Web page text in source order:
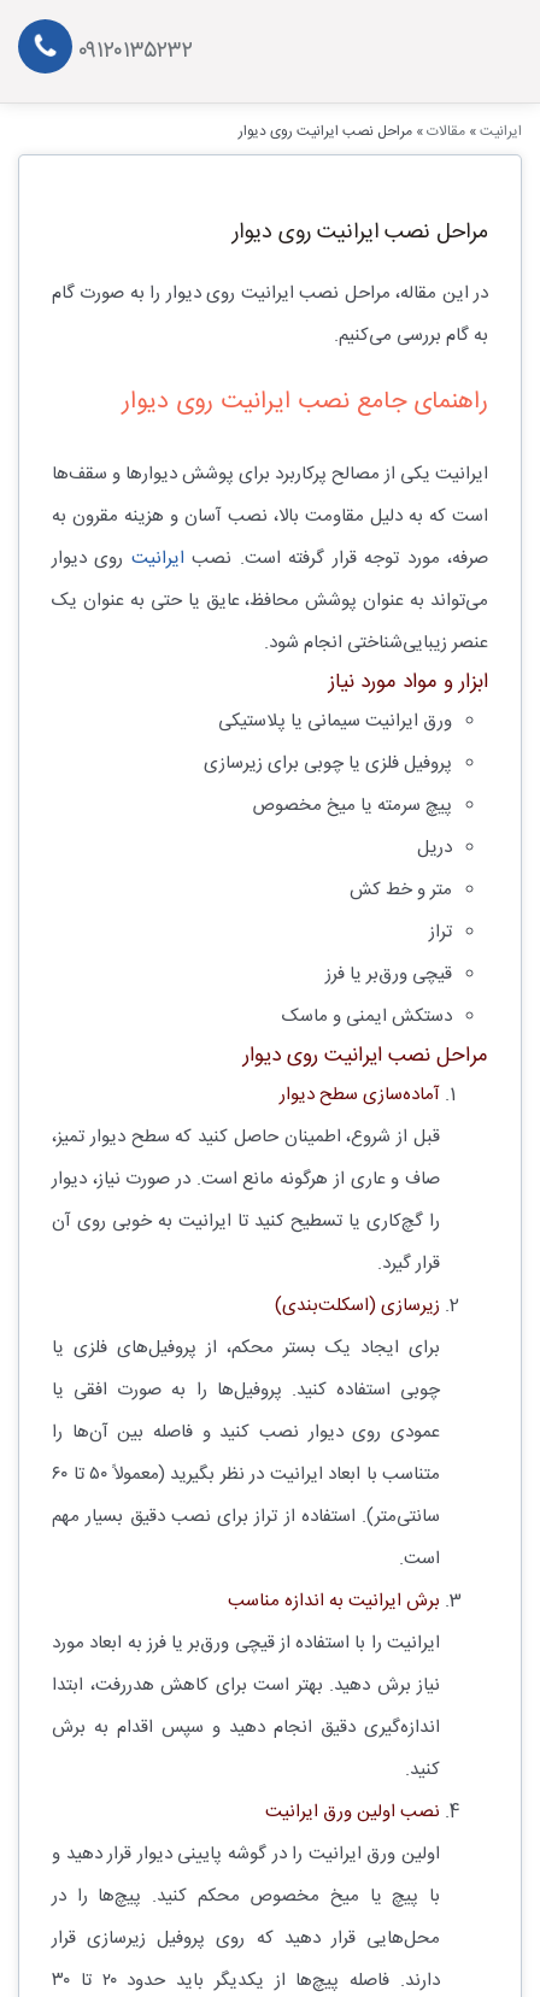
۰۹۱۲۰۱۳۵۲۳۲
ایرانیت» مقالات» مراحل نصب ایرانیت روی دیوار
مراحل نصب ایرانیت روی دیوار
در این مقاله، مراحل نصب ایرانیت روی دیوار را به صورت گام
به گام بررسی می‌کنیم.
راهنمای جامع نصب ایرانیت روی دیوار
ایرانیت یکی از مصالح پرکاربرد برای پوشش دیوارها و سقف‌ها
است که به دلیل مقاومت بالا، نصب آسان و هزینه مقرون به
صرفه، مورد توجه قرار گرفته است. نصب ایرانیت روی دیوار
می‌تواند به عنوان پوشش محافظ، عایق یا حتی به عنوان یک
عنصر زیبایی‌شناختی انجام شود.
ابزار و مواد مورد نیاز
ورق ایرانیت سیمانی یا پلاستیکی
پروفیل فلزی یا چوبی برای زیرسازی
پیچ سرمته یا میخ مخصوص
دریل
متر و خط کش
تراز
قیچی ورق‌بر یا فرز
دستکش ایمنی و ماسک
مراحل نصب ایرانیت روی دیوار
آماده‌سازی سطح دیوار
قبل از شروع، اطمینان حاصل کنید که سطح دیوار تمیز،
صاف و عاری از هرگونه مانع است. در صورت نیاز، دیوار
را گچ‌کاری یا تسطیح کنید تا ایرانیت به خوبی روی آن
قرار گیرد.
زیرسازی (اسکلت‌بندی)
برای ایجاد یک بستر محکم، از پروفیل‌های فلزی یا
چوبی استفاده کنید. پروفیل‌ها را به صورت افقی یا
عمودی روی دیوار نصب کنید و فاصله بین آن‌ها را
متناسب با ابعاد ایرانیت در نظر بگیرید (معمولاً ۵۰ تا ۶۰
سانتی‌متر). استفاده از تراز برای نصب دقیق بسیار مهم
است.
برش ایرانیت به اندازه مناسب
ایرانیت را با استفاده از قیچی ورق‌بر یا فرز به ابعاد مورد
نیاز برش دهید. بهتر است برای کاهش هدررفت، ابتدا
اندازه‌گیری دقیق انجام دهید و سپس اقدام به برش
کنید.
نصب اولین ورق ایرانیت
اولین ورق ایرانیت را در گوشه پایینی دیوار قرار دهید و
با پیچ یا میخ مخصوص محکم کنید. پیچ‌ها را در
محل‌هایی قرار دهید که روی پروفیل زیرسازی قرار
دارند. فاصله پیچ‌ها از یکدیگر باید حدود ۲۰ تا ۳۰